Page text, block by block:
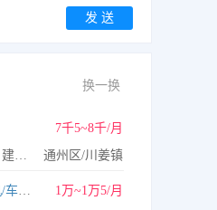
发 送
换一换
7千5~8千/月
威可楷爱普（江苏）建材有限公司
通州区/川姜镇
车制技术员（走心机/车铣复合）
1万~1万5/月